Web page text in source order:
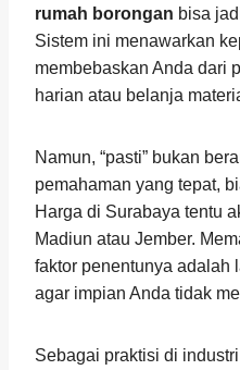
rumah borongan bisa
Sistem ini menawarkan
membebaskan Anda dari
harian atau belanja
Namun, “pasti” bukan
pemahaman yang tepat,
Harga di Surabaya tentu
Madiun atau Jember.
faktor penentunya adalah
agar impian Anda tidak
Sebagai praktisi di